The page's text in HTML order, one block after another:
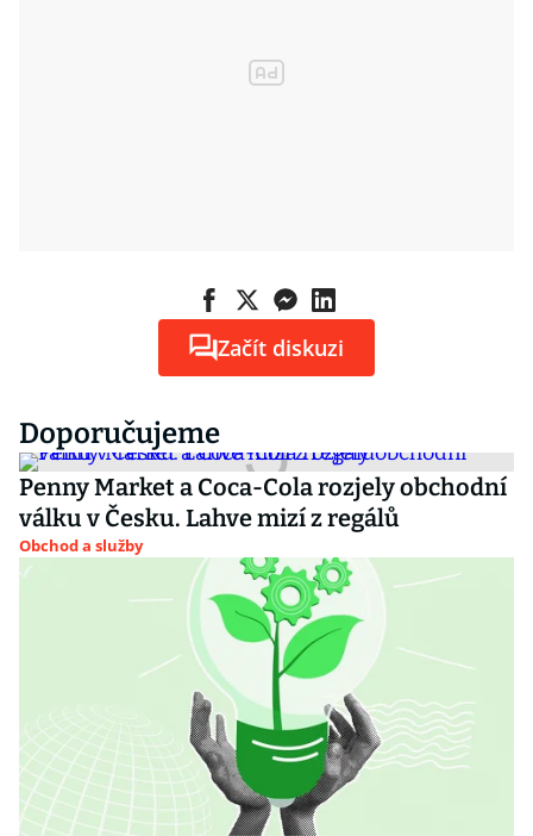
Začít diskuzi
Doporučujeme
Penny Market a Coca-Cola rozjely obchodní
válku v Česku. Lahve mizí z regálů
Obchod a služby